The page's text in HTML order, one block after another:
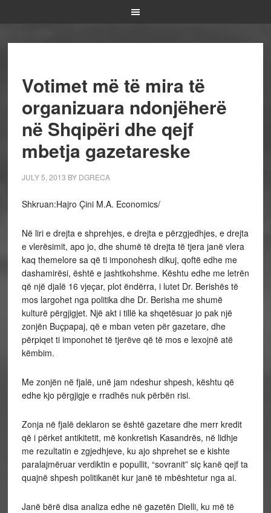
Votimet më të mira të
organizuara ndonjëherë
në Shqipëri dhe qejf
mbetja gazetareske
JULY 5, 2013 BY DGRECA
Shkruan:Hajro Çini M.A. Economics/
Në liri e drejta e shprehjes, e drejta e përzgjedhjes, e drejta
e vlerësimit, apo jo, dhe shumë të drejta të tjera janë vlera
kaq themelore sa që ti imponohesh dikuj, qoftë edhe me
dashamirësi, është e jashtkohshme. Kështu edhe me letrën
që një djalë 16 vjeçar, plot ëndërra, i lutet Dr. Berishës të
mos largohet nga politika dhe Dr. Berisha me shumë
kulturë përgjigjet. Një akt i tillë ka shqetësuar jo pak një
zonjën Buçpapaj, që e mban veten për gazetare, dhe
përpiqet ti imponohet të tjerëve që të mos e lexojnë atë
këmbim.
Me zonjën në fjalë, unë jam ndeshur shpesh, kështu që
edhe kjo përgjigje e rradhës nuk përbën risi.
Zonja në fjalë deklaron se është gazetare dhe merr kredit
që i përket antikitetit, më konkretish Kasandrës, në lidhje
me rezultatin e zgjedhjeve, ku ajo shprehet se e kishte
paralajmëruar verdiktin e popullit, “sovranit” siç kanë qejf ta
quajnë shpesh politikanët kur janë të mbështetur nga ai.
Janë bërë disa analiza edhe në gazetën Dielli, ku më të